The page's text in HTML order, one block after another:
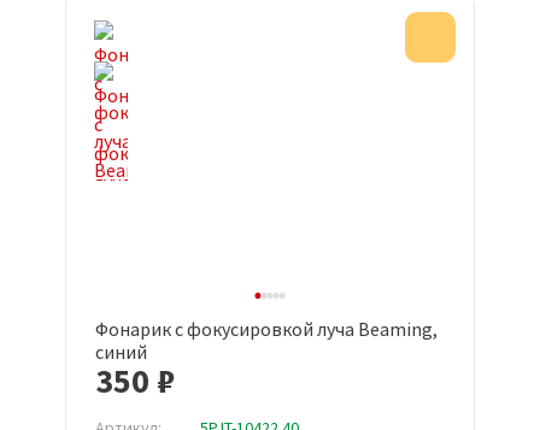
Фонарик с фокусировкой луча Beaming,
синий
350 ₽